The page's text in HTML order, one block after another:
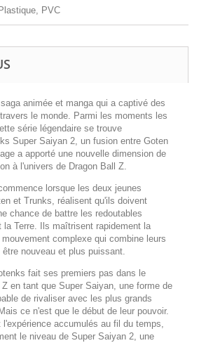
Plastique, PVC
animée et manga qui a captivé des
le monde. Parmi les moments les
série légendaire se trouve
Super Saiyan 2, un fusion entre Goten
a apporté une nouvelle dimension de
à l'univers de Dragon Ball Z.
lorsque les deux jeunes
et Trunks, réalisent qu'ils doivent
chance de battre les redoutables
la Terre. Ils maîtrisent rapidement la
complexe qui combine leurs
nouveau et plus puissant.
fait ses premiers pas dans le
en tant que Super Saiyan, une forme de
de rivaliser avec les plus grands
ce n'est que le début de leur pouvoir.
accumulés au fil du temps,
le niveau de Super Saiyan 2, une